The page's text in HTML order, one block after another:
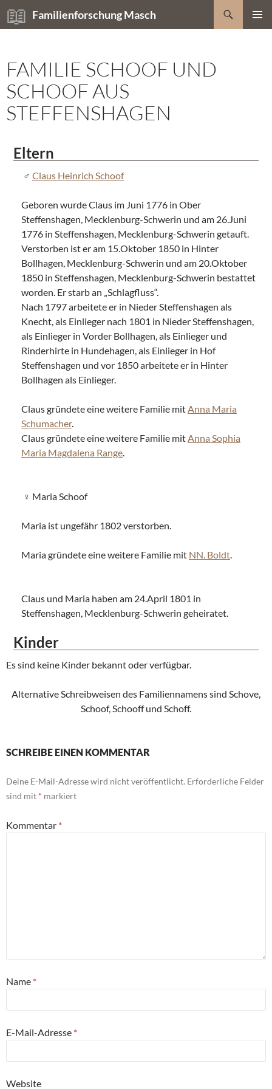
Zum
Inhalt
Familienforschung Masch
Suchen
FAMILIE SCHOOF UND
SCHOOF AUS
STEFFENSHAGEN
Eltern
Claus Heinrich Schoof
Geboren wurde Claus im Juni 1776 in Ober
Steffenshagen, Mecklenburg-Schwerin und am 26.Juni
1776 in Steffenshagen, Mecklenburg-Schwerin getauft.
Verstorben ist er am 15.Oktober 1850 in Hinter
Bollhagen, Mecklenburg-Schwerin und am 20.Oktober
1850 in Steffenshagen, Mecklenburg-Schwerin bestattet
worden. Er starb an „Schlagfluss“.
Nach 1797 arbeitete er in Nieder Steffenshagen als
Knecht, als Einlieger nach 1801 in Nieder Steffenshagen,
als Einlieger in Vorder Bollhagen, als Einlieger und
Rinderhirte in Hundehagen, als Einlieger in Hof
Steffenshagen und vor 1850 arbeitete er in Hinter
Bollhagen als Einlieger.
Claus gründete eine weitere Familie mitAnna Maria
Schumacher.
Claus gründete eine weitere Familie mitAnna Sophia
Maria Magdalena Range.
Maria Schoof
Maria ist ungefähr 1802 verstorben.
Maria gründete eine weitere Familie mit NN. Boldt.
Claus und Maria haben am 24.April 1801 in
Steffenshagen, Mecklenburg-Schwerin geheiratet.
Kinder
Es sind keine Kinder bekannt oder verfügbar.
Alternative Schreibweisen des Familiennamens sind Schove,
Schoof, Schooff und Schoff.
SCHREIBE EINEN KOMMENTAR
Deine E-Mail-Adresse wird nicht veröffentlicht. Erforderliche Felder
sind mit * markiert
Kommentar *
Name *
E-Mail-Adresse *
Website